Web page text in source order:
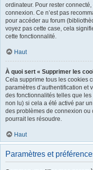
ordinateur. Pour rester
connexion. Ce n’est pas
pour accéder au forum
voyez pas cette case, cela
cette fonctionnalité.
Haut
À quoi sert « Supprimer les
Cela supprime tous les cookies
paramètres d’authentification et
des fonctionnalités telles que
non lu) si cela a été activé par
des problèmes de connexion
pourrait les résoudre.
Haut
Paramètres et